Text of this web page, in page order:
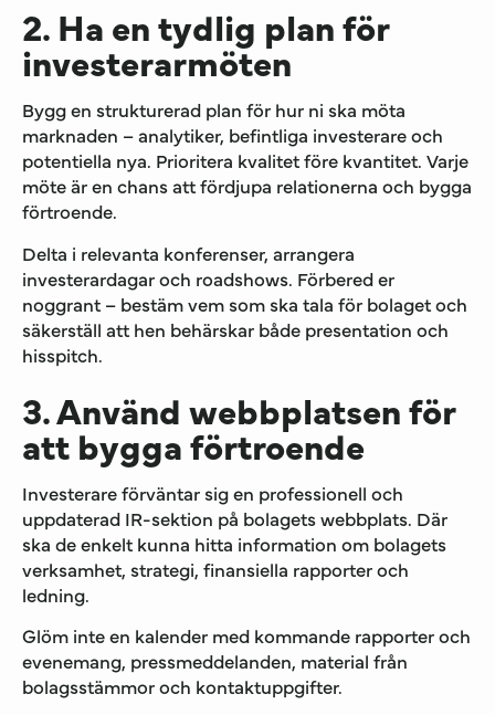
2. Ha en tydlig plan för
investerarmöten
Bygg en strukturerad plan för hur ni ska möta
marknaden – analytiker, befintliga investerare och
potentiella nya. Prioritera kvalitet före kvantitet. Varje
möte är en chans att fördjupa relationerna och bygga
förtroende.
Delta i relevanta konferenser, arrangera
investerardagar och roadshows. Förbered er
noggrant – bestäm vem som ska tala för bolaget och
säkerställ att hen behärskar både presentation och
hisspitch.
3. Använd webbplatsen för
att bygga förtroende
Investerare förväntar sig en professionell och
uppdaterad IR-sektion på bolagets webbplats. Där
ska de enkelt kunna hitta information om bolagets
verksamhet, strategi, finansiella rapporter och
ledning.
Glöm inte en kalender med kommande rapporter och
evenemang, pressmeddelanden, material från
bolagsstämmor och kontaktuppgifter.